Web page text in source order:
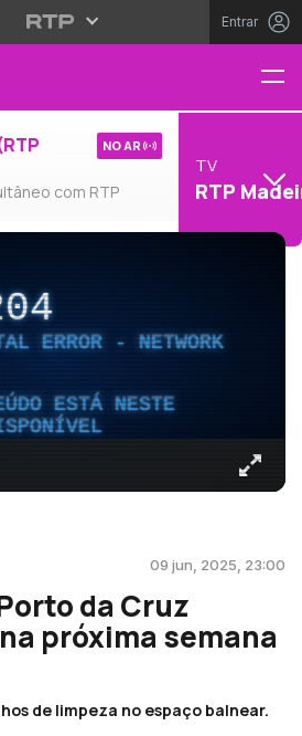
Entrar
com RTP
NO AR
TV
RTP
ERROR - NETWORK
ESTÁ NESTE
09 jun, 2025, 23:00
da Cruz
próxima semana
de limpeza no espaço balnear.